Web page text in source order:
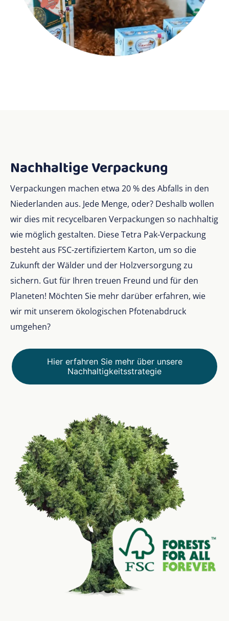
Nachhaltige Verpackung
Verpackungen machen etwa 20 % des Abfalls in den
Niederlanden aus. Jede Menge, oder? Deshalb wollen
wir dies mit recycelbaren Verpackungen so nachhaltig
wie möglich gestalten. Diese Tetra Pak-Verpackung
besteht aus FSC-zertifiziertem Karton, um so die
Zukunft der Wälder und der Holzversorgung zu
sichern. Gut für Ihren treuen Freund und für den
Planeten! Möchten Sie mehr darüber erfahren, wie
wir mit unserem ökologischen Pfotenabdruck
umgehen?
Hier erfahren Sie mehr über unsere
Nachhaltigkeitsstrategie